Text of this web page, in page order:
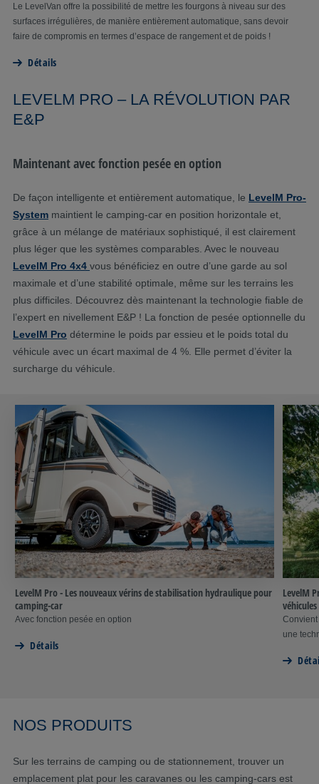
Le LevelVan offre la possibilité de mettre les fourgons à niveau sur des
surfaces irrégulières, de manière entièrement automatique, sans devoir
faire de compromis en termes d’espace de rangement et de poids !
Détails
LEVELM PRO – LA RÉVOLUTION PAR
E&P
Maintenant avec fonction pesée en option
De façon intelligente et entièrement automatique, le LevelM Pro-
System maintient le camping-car en position horizontale et,
grâce à un mélange de matériaux sophistiqué, il est clairement
plus léger que les systèmes comparables. Avec le nouveau
LevelM Pro 4x4 vous bénéficiez en outre d’une garde au sol
maximale et d’une stabilité optimale, même sur les terrains les
plus difficiles. Découvrez dès maintenant la technologie fiable de
l’expert en nivellement E&P ! La fonction de pesée optionnelle du
LevelM Pro détermine le poids par essieu et le poids total du
véhicule avec un écart maximal de 4 %. Elle permet d’éviter la
surcharge du véhicule.
LevelM Pro - Les nouveaux vérins de stabilisation hydraulique pour
camping-car
Avec fonction pesée en option
Détails
LevelM
une
NOS PRODUITS
Sur les terrains de camping ou de stationnement, trouver un
emplacement plat pour les caravanes ou les camping-cars est